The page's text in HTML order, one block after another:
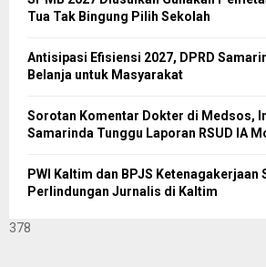
Tua Tak Bingung Pilih Sekolah
Antisipasi Efisiensi 2027, DPRD
Belanja untuk Masyarakat
Sorotan Komentar Dokter di Medsos,
Samarinda Tunggu Laporan RSUD IA
PWI Kaltim dan BPJS
Perlindungan Jurnalis di Kaltim
378